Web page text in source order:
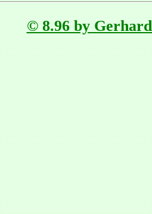
© 8.96 by